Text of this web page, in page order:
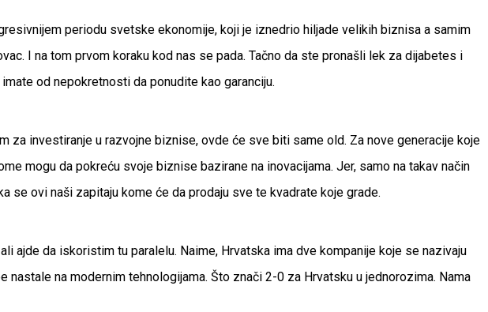
periodu svetske ekonomije, koji je iznedrio hiljade velikih biznisa a samim
I na tom prvom koraku kod nas se pada. Tačno da ste pronašli lek za dijabetes i
od nepokretnosti da ponudite kao garanciju.
investiranje u razvojne biznise, ovde će sve biti same old. Za nove generacije koje
mogu da pokreću svoje biznise bazirane na inovacijama. Jer, samo na takav način
se ovi naši zapitaju kome će da prodaju sve te kvadrate koje grade.
ajde da iskoristim tu paralelu. Naime, Hrvatska ima dve kompanije koje se nazivaju
nastale na modernim tehnologijama. Što znači 2-0 za Hrvatsku u jednorozima. Nama